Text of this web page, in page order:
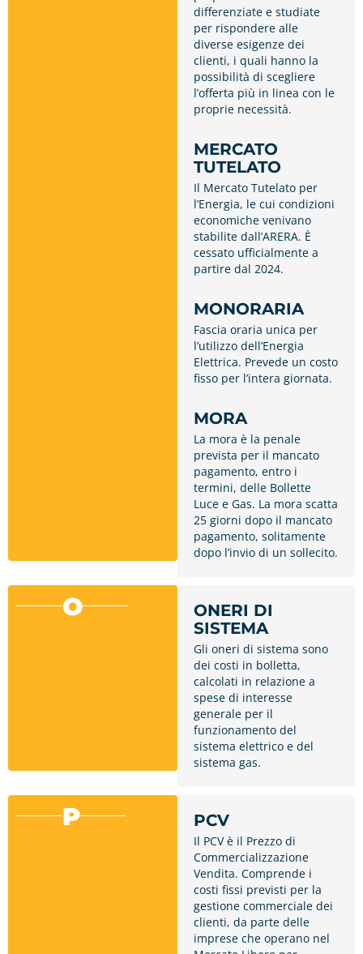
differenziate e studiate
per rispondere alle
diverse esigenze dei
clienti, i quali hanno la
possibilità di scegliere
l’offerta più in linea con le
proprie necessità.
MERCATO
TUTELATO
Il Mercato Tutelato per
l’Energia, le cui condizioni
economiche venivano
stabilite dall’ARERA. È
cessato ufficialmente a
partire dal 2024.
MONORARIA
Fascia oraria unica per
l’utilizzo dell’Energia
Elettrica. Prevede un costo
fisso per l’intera giornata.
MORA
La mora è la penale
prevista per il mancato
pagamento, entro i
termini, delle Bollette
Luce e Gas. La mora scatta
25 giorni dopo il mancato
pagamento, solitamente
dopo l’invio di un sollecito.
O
ONERI DI
SISTEMA
Gli oneri di sistema sono
dei costi in bolletta,
calcolati in relazione a
spese di interesse
generale per il
funzionamento del
sistema elettrico e del
sistema gas.
P PCV
Il PCV è il Prezzo di
Commercializzazione
Vendita. Comprende i
costi fissi previsti per la
gestione commerciale dei
clienti, da parte delle
imprese che operano nel